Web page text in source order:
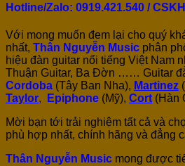
Hotline/Zalo: 0919.421.540 /
Với mong muốn đem lại cho quý
nhất, Thân Nguyễn Music phân
hiệu đàn guitar nổi tiếng Việt Nam
Thuận Guitar, Ba Đờn …… Guitar
Cordoba (Tây Ban Nha), Martinez
Taylor, Epiphone (Mỹ), Cort (Hàn
Mời bạn tới trải nghiệm tất cả và
phù hợp nhất, chính hãng và đẳng
Thân Nguyễn Music mong được